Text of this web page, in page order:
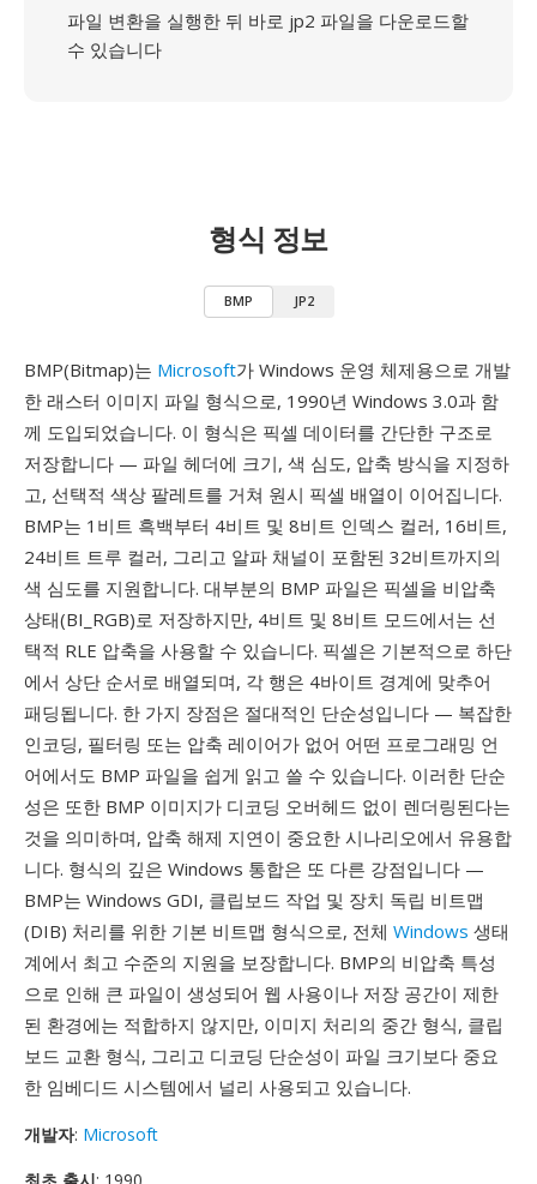
파일 변환을 실행한 뒤 바로 jp2 파일을 다운로드할
수 있습니다
형식 정보
BMP JP2
BMP(Bitmap)는 Microsoft가 Windows 운영 체제용으로 개발
한 래스터 이미지 파일 형식으로, 1990년 Windows 3.0과 함
께 도입되었습니다. 이 형식은 픽셀 데이터를 간단한 구조로
저장합니다 — 파일 헤더에 크기, 색 심도, 압축 방식을 지정하
고, 선택적 색상 팔레트를 거쳐 원시 픽셀 배열이 이어집니다.
BMP는 1비트 흑백부터 4비트 및 8비트 인덱스 컬러, 16비트,
24비트 트루 컬러, 그리고 알파 채널이 포함된 32비트까지의
색 심도를 지원합니다. 대부분의 BMP 파일은 픽셀을 비압축
상태(BI_RGB)로 저장하지만, 4비트 및 8비트 모드에서는 선
택적 RLE 압축을 사용할 수 있습니다. 픽셀은 기본적으로 하단
에서 상단 순서로 배열되며, 각 행은 4바이트 경계에 맞추어
패딩됩니다. 한 가지 장점은 절대적인 단순성입니다 — 복잡한
인코딩, 필터링 또는 압축 레이어가 없어 어떤 프로그래밍 언
어에서도 BMP 파일을 쉽게 읽고 쓸 수 있습니다. 이러한 단순
성은 또한 BMP 이미지가 디코딩 오버헤드 없이 렌더링된다는
것을 의미하며, 압축 해제 지연이 중요한 시나리오에서 유용합
니다. 형식의 깊은 Windows 통합은 또 다른 강점입니다 —
BMP는 Windows GDI, 클립보드 작업 및 장치 독립 비트맵
(DIB) 처리를 위한 기본 비트맵 형식으로, 전체 Windows 생태
계에서 최고 수준의 지원을 보장합니다. BMP의 비압축 특성
으로 인해 큰 파일이 생성되어 웹 사용이나 저장 공간이 제한
된 환경에는 적합하지 않지만, 이미지 처리의 중간 형식, 클립
보드 교환 형식, 그리고 디코딩 단순성이 파일 크기보다 중요
한 임베디드 시스템에서 널리 사용되고 있습니다.
개발자: Microsoft